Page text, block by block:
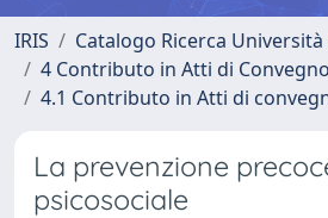
IRIS
Catalogo Ricerca
4 Contributo in Atti di
4.1 Contributo in Atti di
La prevenzione
psicosociale